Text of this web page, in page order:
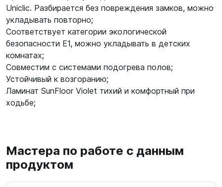
Uniclic. Разбирается без повреждения замков, можно
укладывать повторно;
Соответствует категории экологической
безопасности Е1, можно укладывать в детских
комнатах;
Совместим с системами подогрева полов;
Устойчивый к возгоранию;
Ламинат SunFloor Violet тихий и комфортный при
ходьбе;
Мастера по работе с данным
продуктом